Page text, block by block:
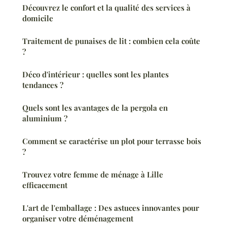
Découvrez le confort et la qualité des services à
domicile
Traitement de punaises de lit : combien cela coûte
?
Déco d'intérieur : quelles sont les plantes
tendances ?
Quels sont les avantages de la pergola en
aluminium ?
Comment se caractérise un plot pour terrasse bois
?
Trouvez votre femme de ménage à Lille
efficacement
L'art de l'emballage : Des astuces innovantes pour
organiser votre déménagement